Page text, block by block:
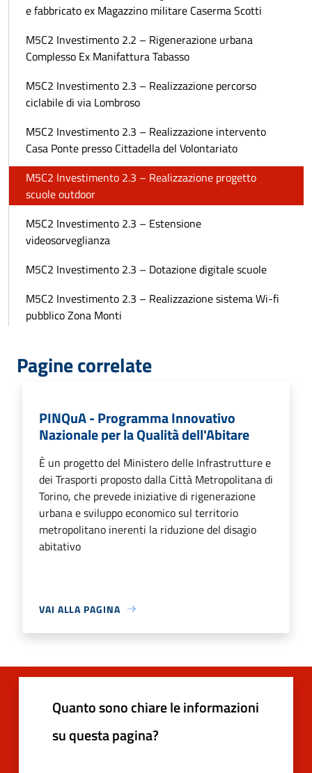
e fabbricato ex Magazzino militare Caserma Scotti
M5C2 Investimento 2.2 – Rigenerazione urbana
Complesso Ex Manifattura Tabasso
M5C2 Investimento 2.3 – Realizzazione percorso
ciclabile di via Lombroso
M5C2 Investimento 2.3 – Realizzazione intervento
Casa Ponte presso Cittadella del Volontariato
M5C2 Investimento 2.3 – Realizzazione progetto
scuole outdoor
M5C2 Investimento 2.3 – Estensione
videosorveglianza
M5C2 Investimento 2.3 – Dotazione digitale scuole
M5C2 Investimento 2.3 – Realizzazione sistema Wi-fi
pubblico Zona Monti
Pagine correlate
PINQuA - Programma Innovativo
Nazionale per la Qualità dell'Abitare
È un progetto del Ministero delle Infrastrutture e
dei Trasporti proposto dalla Città Metropolitana di
Torino, che prevede iniziative di rigenerazione
urbana e sviluppo economico sul territorio
metropolitano inerenti la riduzione del disagio
abitativo
VAI ALLA PAGINA
Quanto sono chiare le informazioni
su questa pagina?